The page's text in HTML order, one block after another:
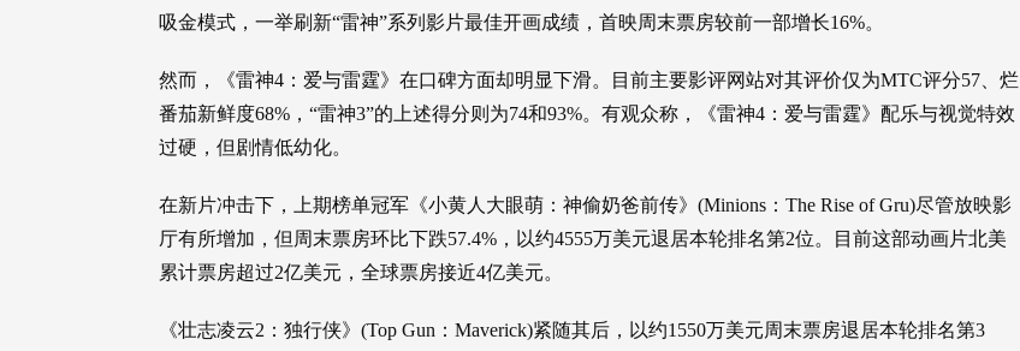
吸金模式，一举刷新“雷神”系列影片最佳开画成绩，首映周末票房较前一部增长16%。
然而，《雷神4：爱与雷霆》在口碑方面却明显下滑。目前主要影评网站对其评价仅为MTC评分57、烂
番茄新鲜度68%，“雷神3”的上述得分则为74和93%。有观众称，《雷神4：爱与雷霆》配乐与视觉特效
过硬，但剧情低幼化。
在新片冲击下，上期榜单冠军《小黄人大眼萌：神偷奶爸前传》(Minions：The Rise of Gru)尽管放映影
厅有所增加，但周末票房环比下跌57.4%，以约4555万美元退居本轮排名第2位。目前这部动画片北美
累计票房超过2亿美元，全球票房接近4亿美元。
《壮志凌云2：独行侠》(Top Gun：Maverick)紧随其后，以约1550万美元周末票房退居本轮排名第3